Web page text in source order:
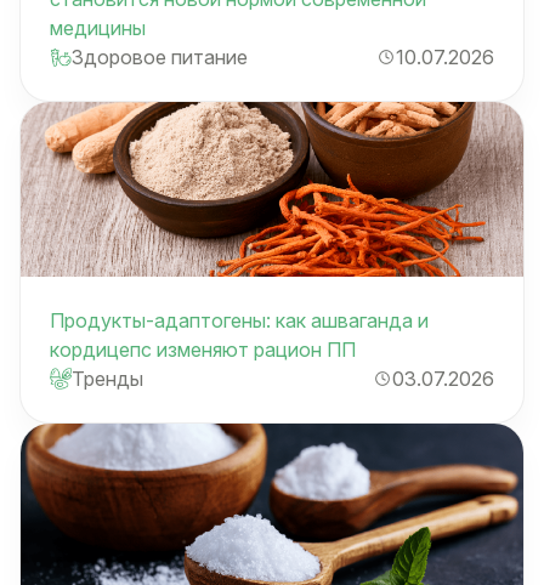
медицины
Здоровое питание
10.07.2026
Продукты-адаптогены: как ашваганда и
кордицепс изменяют рацион ПП
Тренды
03.07.2026